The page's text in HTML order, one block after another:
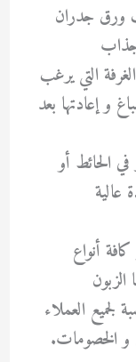
ورق جدران
التي يرغب
و إعادتها بعد
الحائط أو
أنواع
لجميع العملاء
و الخصومات.